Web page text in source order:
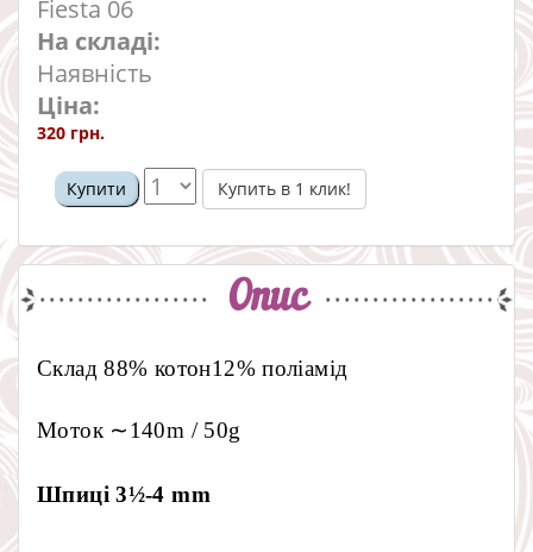
Fiesta 06
На складі:
Наявність
Ціна:
320 грн.
Купити Купить в 1 клик!
Опис
Склад 88% котон12% поліамід
Моток ∼140m / 50g
Шпиці 3½-4 mm